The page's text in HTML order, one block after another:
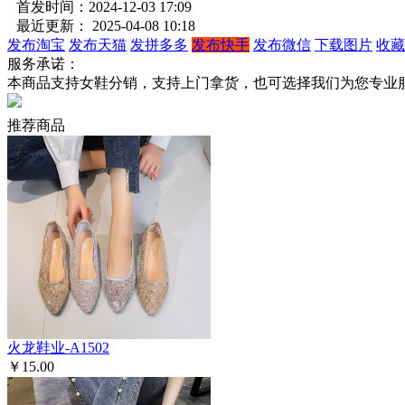
首发时间：2024-12-03 17:09
最近更新： 2025-04-08 10:18
发布淘宝 发布天猫 发拼多多 发布快手 发布微信 下载图片 收
服务承诺：
本商品支持女鞋分销，支持上门拿货，也可选择我们为您专业
推荐商品
火龙鞋业-A1502
￥15.00